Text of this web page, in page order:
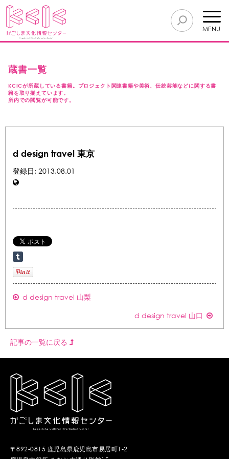
MENU
蔵書一覧
KCICが所蔵している書籍。プロジェクト関連書籍や美術、伝統芸能などに関する書
籍を取り揃えています。
所内での閲覧が可能です。
d design travel 東京
登録日: 2013.08.01
d design travel 山梨
d design travel 山口
記事の一覧に戻る
〒892-0815 鹿児島県鹿児島市易居町1-2